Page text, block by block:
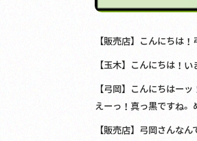
【販売店】こんにちは
【玉木】こんにちは！い
【弓岡】こんにちはーッ
えーっ！真っ黒ですね
【販売店】弓岡さんな